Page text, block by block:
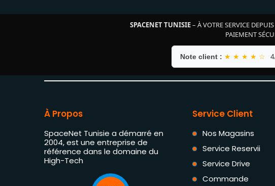
SPACENET TUNISIE– À VOTRE SERVICE DEPUIS
PAIEMENT
Note client : ★ ★ ★ ★ ☆
À Propos
SpaceNet Tunisie a démarré en
2004, est une entreprise de
référence dans le domaine du
High-Tech
Service Client
Nos Magasins
Service Reservii
Service Drive
Commande